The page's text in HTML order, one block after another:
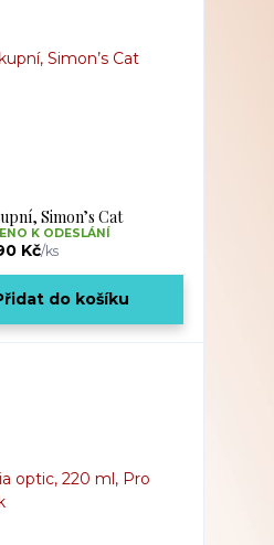
Simon’s Cat
Kč/ks
K ODESLÁNÍ
do košíku